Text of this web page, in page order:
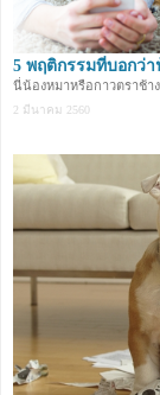
5 พฤติกรรมที่บอกว่
นี่น้องหมาหรือกาวตราช้า
2 มีนาคม 2560